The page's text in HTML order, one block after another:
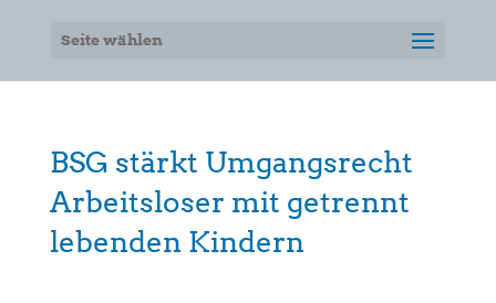
Seite wählen
BSG stärkt Umgangsrecht
Arbeitsloser mit getrennt
lebenden Kindern